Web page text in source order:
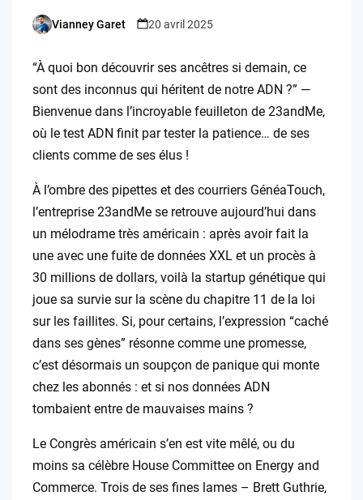
Posted
Vianney Garet 20 avril 2025
“À quoi bon découvrir ses ancêtres si demain, ce
sont des inconnus qui héritent de notre ADN ?” —
Bienvenue dans l’incroyable feuilleton de 23andMe,
où le test ADN finit par tester la patience… de ses
clients comme de ses élus !
À l’ombre des pipettes et des courriers GénéaTouch,
l’entreprise 23andMe se retrouve aujourd’hui dans
un mélodrame très américain : après avoir fait la
une avec une fuite de données XXL et un procès à
30 millions de dollars, voilà la startup génétique qui
joue sa survie sur la scène du chapitre 11 de la loi
sur les faillites. Si, pour certains, l’expression “caché
dans ses gènes” résonne comme une promesse,
c’est désormais un soupçon de panique qui monte
chez les abonnés : et si nos données ADN
tombaient entre de mauvaises mains ?
Le Congrès américain s’en est vite mêlé, ou du
moins sa célèbre House Committee on Energy and
Commerce. Trois de ses fines lames – Brett Guthrie,